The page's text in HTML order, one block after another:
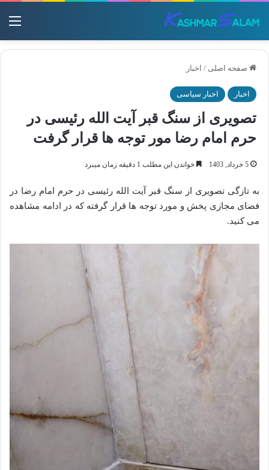
صفحه اصلی / اخبار
اخبار اخبار سیاسی
تصویری از سنگ قبر آیت الله رئیسی در
حرم امام رضا مور توجه ها قرار گرفت
5 خرداد, 1403 خواندن این مطلب 1 دقیقه زمان میبرد
به تازگی تصویری از سنگ قبر آیت الله رئیسی در حرم امام رضا در
فضای مجازی پخش و مورد توجه ها قرار گرفته که در ادامه مشاهده
می کنید.